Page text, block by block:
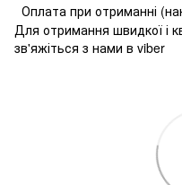
Оплата при отриманні
Для отримання швидкої і
зв'яжіться з нами в viber